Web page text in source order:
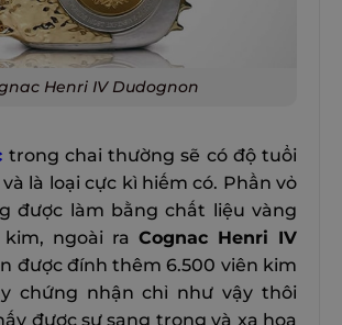
Henri IV Dudognon
trong chai thường sẽ có độ tuổi
là loại cực kì hiếm có. Phần vỏ
được làm bằng chất liệu vàng
ngoài ra Cognac Henri IV
được đính thêm 6.500 viên kim
chứng nhận chỉ như vậy thôi
được sự sang trọng và xa hoa